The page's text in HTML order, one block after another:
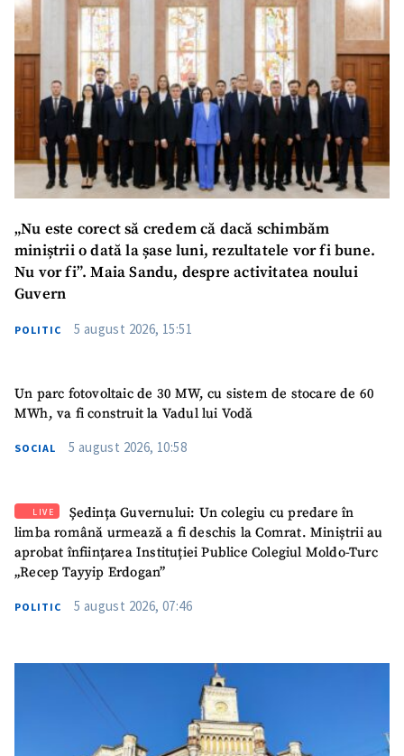
„Nu este corect să credem că dacă schimbăm
miniștrii o dată la șase luni, rezultatele vor fi bune.
Nu vor fi”. Maia Sandu, despre activitatea noului
Guvern
POLITIC 5 august 2026, 15:51
Un parc fotovoltaic de 30 MW, cu sistem de stocare de 60
MWh, va fi construit la Vadul lui Vodă
SOCIAL 5 august 2026, 10:58
LIVE
Ședința Guvernului: Un colegiu cu predare în
limba română urmează a fi deschis la Comrat. Miniștrii au
aprobat înființarea Instituției Publice Colegiul Moldo-Turc
„Recep Tayyip Erdogan”
POLITIC 5 august 2026, 07:46
Email+ Emailul meu
Telefon
+ Telefon personal
Am citit și sunt de
politica de
confidențialitate
TRIMITE ȘTIREA